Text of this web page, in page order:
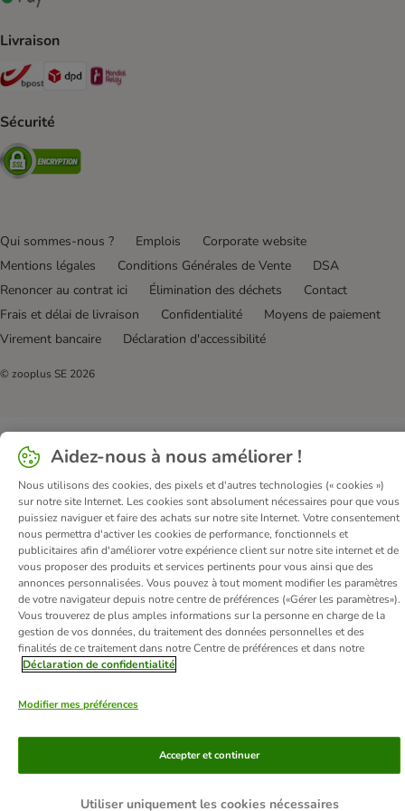
Google Pay Payment Method
Livraison
Bpost Shipping Method
DPD Shipping Method
Sécurité
Security
Qui sommes-nous ? Emplois
Corporate website
Mentions légales
Conditions Générales de Vente
DSA
Renoncer au contrat ici
Élimination des déchets
Contact
Frais et délai de livraison
Confidentialité
Moyens de paiement
Virement bancaire
Déclaration d'accessibilité
© zooplus SE 2026
Aidez-nous à nous améliorer !
Nous utilisons des cookies, des pixels et d'autres technologies (« cookies »)
sur notre site Internet. Les cookies sont absolument nécessaires pour que vous
puissiez naviguer et faire des achats sur notre site Internet. Votre consentement
nous permettra d'activer les cookies de performance, fonctionnels et
publicitaires afin d'améliorer votre expérience client sur notre site internet et de
vous proposer des produits et services pertinents pour vous ainsi que des
annonces personnalisées. Vous pouvez à tout moment modifier les paramètres
de votre navigateur depuis notre centre de préférences («Gérer les paramètres»).
Vous trouverez de plus amples informations sur la personne en charge de la
gestion de vos données, du traitement des données personnelles et des
finalités de ce traitement dans notre Centre de préférences et dans notre
Déclaration de confidentialité
Modifier mes préférences
Utiliser uniquement les cookies nécessaires
Accepter et continuer